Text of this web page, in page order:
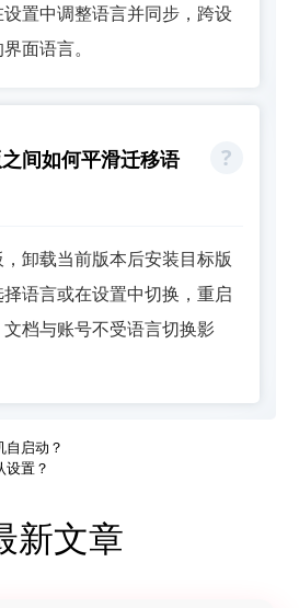
置中调整语言并同步，跨设
面语言。
间如何平滑迁移语
卸载当前版本后安装目标版
语言或在设置中切换，重启
档与账号不受语言切换影
自启动？
设置？
新文章